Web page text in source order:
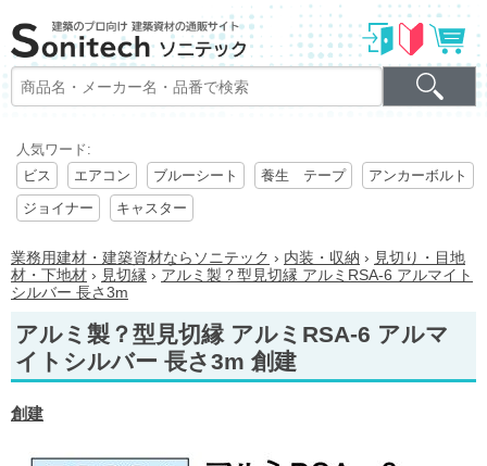
人気ワード:
ビス
エアコン ブルーシート 養生 テープ
アンカーボルト
ジョイナー
キャスター
業務用建材・建築資材ならソニテック › 内装・収納 › 見切り・目地
材・下地材 › 見切縁 › アルミ製？型見切縁 アルミRSA-6 アルマイト
シルバー 長さ3m
アルミ製？型見切縁 アルミRSA-6 アルマ
イトシルバー 長さ3m 創建
創建